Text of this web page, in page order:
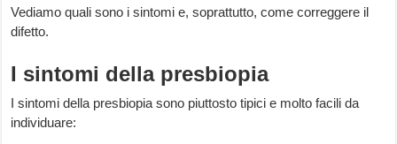
Vediamo quali sono i sintomi e, soprattutto, come correggere il
difetto.
I sintomi della presbiopia
I sintomi della presbiopia sono piuttosto tipici e molto facili da
individuare: